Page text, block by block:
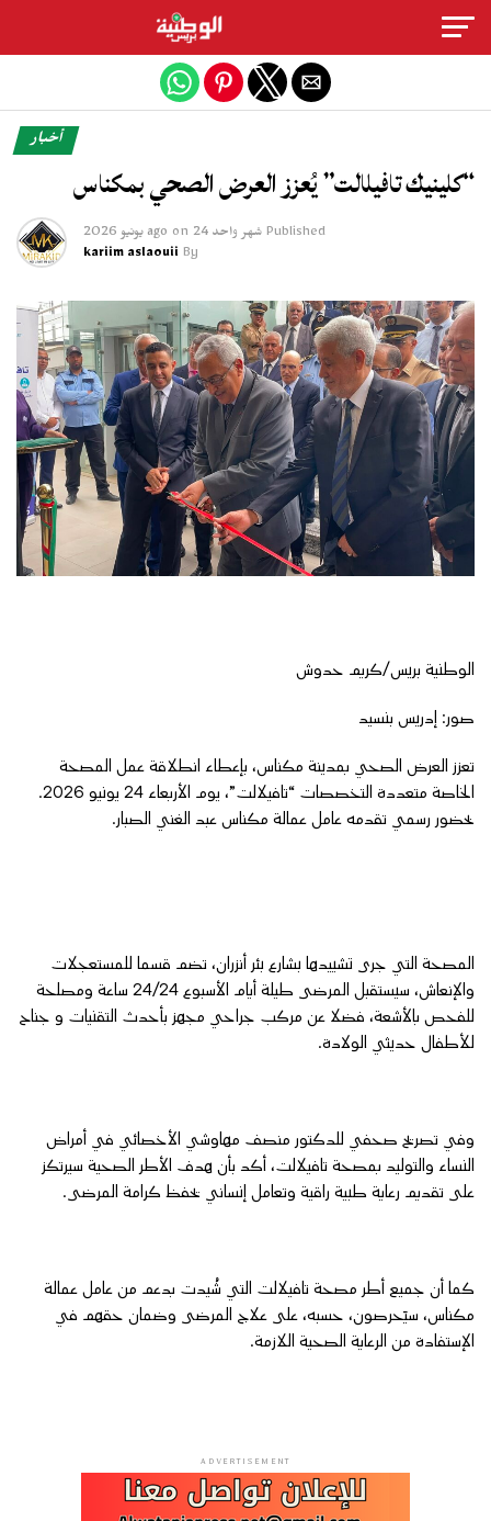
أخبار
“كلينيك تافيلالت” يُعزز العرض الصحي بمكناس
Published شهر واحد ago on 24 يونيو 2026
By
kariim aslaouii
الوطنية بريس/كريم حدوش
صور: إدريس بنسيد
تعزز العرض الصحي بمدينة مكناس، بإعطاء انطلاقة عمل المصحة
الخاصة متعددة التخصصات “تافيلالت”، يوم الأربعاء 24 يونيو 2026.
بحضور رسمي تقدمه عامل عمالة مكناس عبد الغني الصبار.
المصحة التي جرى تشييدها بشارع بئر أنزران، تضم قسما للمستعجلات
والإنعاش، سيستقبل المرضى طيلة أيام الأسبوع 24/24 ساعة ومصلحة
للفحص بالأشعة، فضلا عن مركب جراحي مجهز بأحدث التقنيات و جناح
للأطفال حديثي الولادة.
وفي تصريح صحفي للدكتور منصف مهاوشي الأخصائي في أمراض
النساء والتوليد بمصحة تافيلالت، أكد بأن هدف الأطر الصحية سيرتكز
على تقديم رعاية طبية راقية وتعامل إنساني يحفظ كرامة المرضى.
كما أن جميع أطر مصحة تافيلالت التي شُيدت بدعم من عامل عمالة
مكناس، سيَحرصون، حسبه، على علاج المرضى وضمان حقهم في
الإستفادة من الرعاية الصحية اللازمة.
ADVERTISEMENT
Exit mobile version